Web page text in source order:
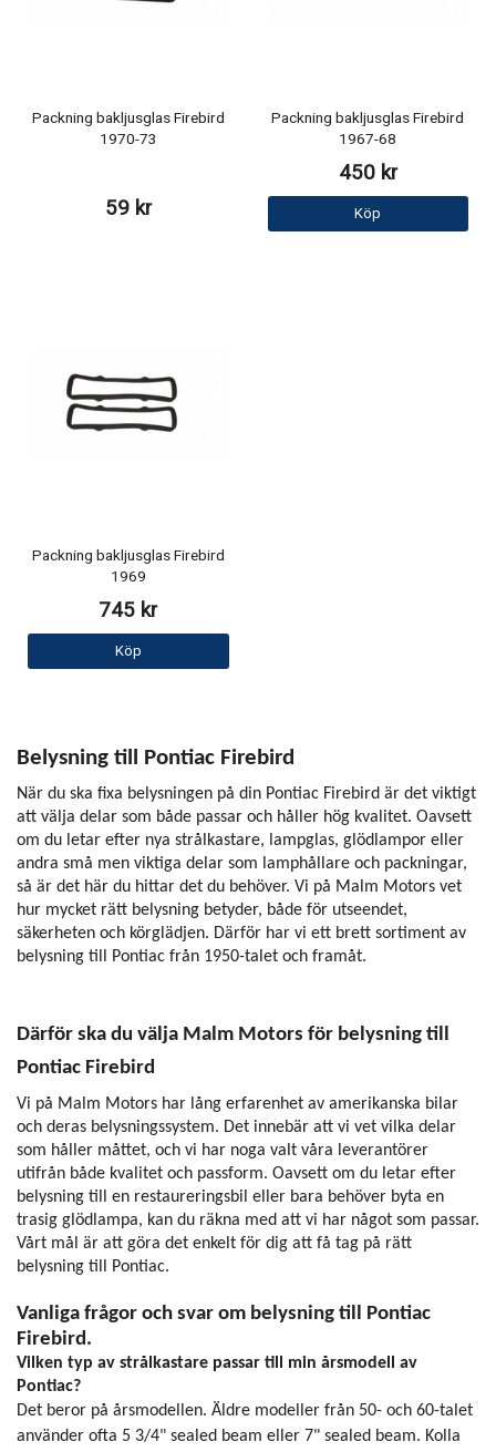
Packning bakljusglas Firebird
1970-73
59 kr
Packning bakljusglas Firebird
1967-68
450 kr
Köp
Packning bakljusglas Firebird
1969
745 kr
Köp
Belysning till Pontiac Firebird
När du ska fixa belysningen på din Pontiac Firebird är det viktigt
att välja delar som både passar och håller hög kvalitet. Oavsett
om du letar efter nya strålkastare, lampglas, glödlampor eller
andra små men viktiga delar som lamphållare och packningar,
så är det här du hittar det du behöver. Vi på Malm Motors vet
hur mycket rätt belysning betyder, både för utseendet,
säkerheten och körglädjen. Därför har vi ett brett sortiment av
belysning till Pontiac från 1950-talet och framåt.
Därför ska du välja Malm Motors för belysning till
Pontiac Firebird
Vi på Malm Motors har lång erfarenhet av amerikanska bilar
och deras belysningssystem. Det innebär att vi vet vilka delar
som håller måttet, och vi har noga valt våra leverantörer
utifrån både kvalitet och passform. Oavsett om du letar efter
belysning till en restaureringsbil eller bara behöver byta en
trasig glödlampa, kan du räkna med att vi har något som passar.
Vårt mål är att göra det enkelt för dig att få tag på rätt
belysning till Pontiac.
Vanliga frågor och svar om belysning till Pontiac
Firebird.
Vilken typ av strålkastare passar till min årsmodell av
Pontiac?
Det beror på årsmodellen. Äldre modeller från 50- och 60-talet
använder ofta 5 3/4" sealed beam eller 7" sealed beam. Kolla